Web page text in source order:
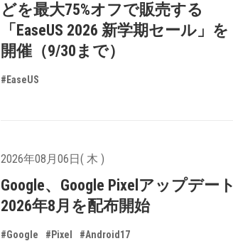
どを最大75%オフで販売する
「EaseUS 2026 新学期セール」を
開催（9/30まで）
#EaseUS
2026年08月06日( 木 )
Google、Google Pixelアップデート
2026年8月を配布開始
#Google #Pixel #Android17